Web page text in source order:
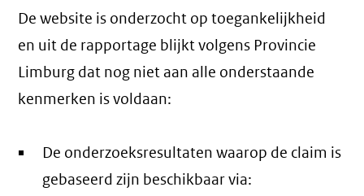
De website is onderzocht op toegankelijkheid
en uit de rapportage blijkt volgens Provincie
Limburg dat nog niet aan alle onderstaande
kenmerken is voldaan:
De onderzoeksresultaten waarop de claim is
gebaseerd zijn beschikbaar via: